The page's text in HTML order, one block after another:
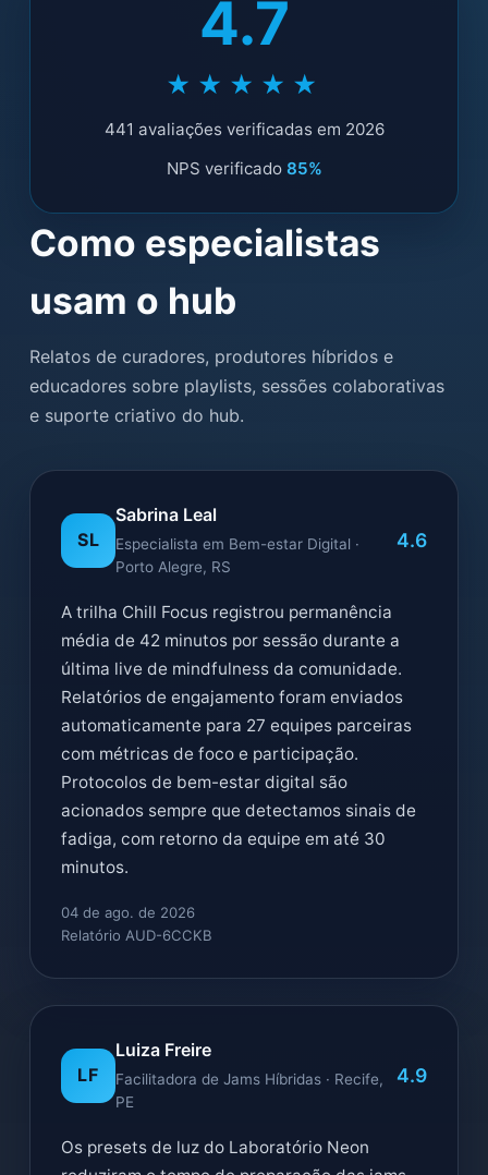
4.7
★★★★★
441 avaliações verificadas em 2026
NPS verificado 85%
Como especialistas
usam o hub
Relatos de curadores, produtores híbridos e
educadores sobre playlists, sessões colaborativas
e suporte criativo do hub.
SL
Sabrina Leal
Especialista em Bem-estar Digital ·
Porto Alegre, RS
4.6
A trilha Chill Focus registrou permanência
média de 42 minutos por sessão durante a
última live de mindfulness da comunidade.
Relatórios de engajamento foram enviados
automaticamente para 27 equipes parceiras
com métricas de foco e participação.
Protocolos de bem-estar digital são
acionados sempre que detectamos sinais de
fadiga, com retorno da equipe em até 30
minutos.
04 de ago. de 2026
Relatório AUD-6CCKB
LF
Luiza Freire
Facilitadora de Jams Híbridas · Recife,
PE
4.9
Os presets de luz do Laboratório Neon